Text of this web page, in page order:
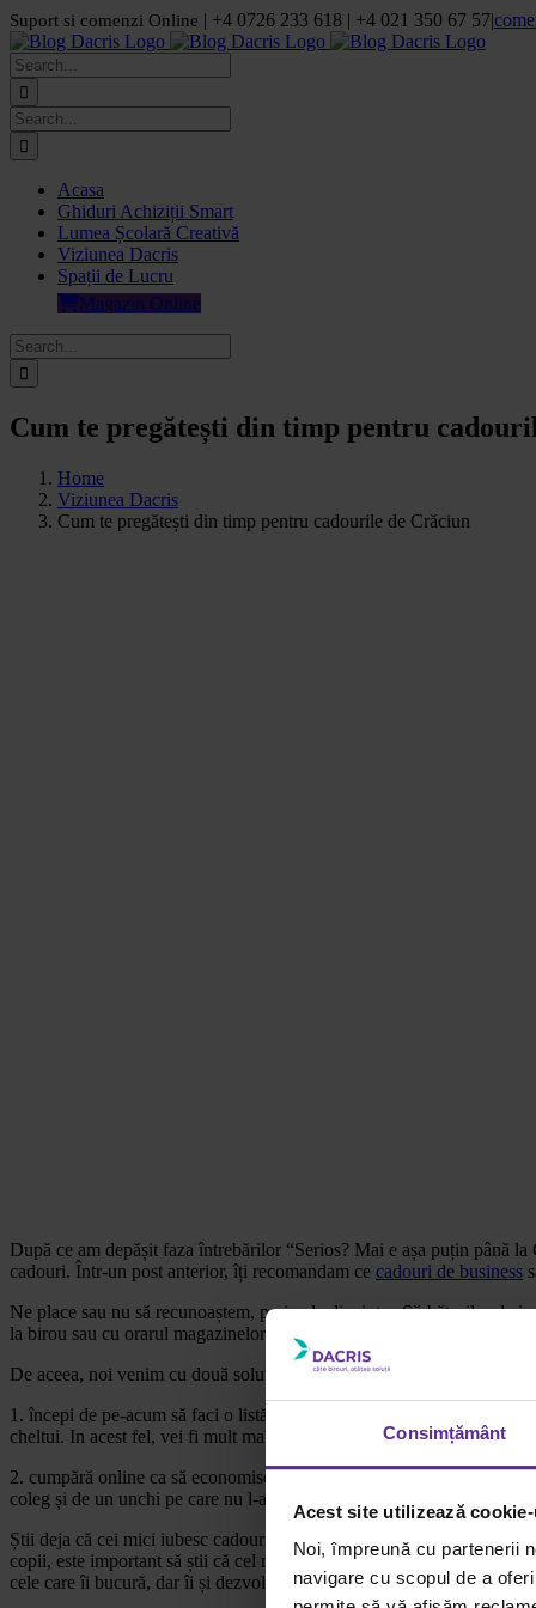
Consimțământ
Acest site utilizează
Noi, împreună cu partenerii
navigare cu scopul de a
Skip
to
content
Suport si comenzi Online | +4 0726 233 618 | +4 021 350 67 57|
Facebook
LinkedIn
YouTube
Pinterest
Search
for:
Search
for:
Acasa
Ghiduri Achiziții Smart
Lumea Școlară Creativă
Viziunea Dacris
Spații de Lucru
Magazin Online
Search
for:
Cum te pregătești din timp pentru
Home
Viziunea Dacris
Cum te pregătești din timp pentru cadourile de Crăciun
După ce am depășit faza întrebărilor “Serios? Mai e așa puțin până
cadouri. Într-un post anterior, îți recomandam ce cadouri de business
Ne place sau nu să recunoaștem, perioada dinaintea Sărbătorilor de
la birou sau cu orarul magazinelor. E greu să găsești răgazul să te
De aceea, noi venim cu două soluții la care suntem convinși că te-ai
1. începi de pe-acum să faci o listă cu toate persoanele cărora știi
cheltui. In acest fel, vei fi mult mai organizat și cu bugetul. 🙂
2. cumpără online ca să economisești timp. Pentru cadourile de
coleg și de un unchi pe care nu l-ai mai văzut demult. Desigur, e
Știi deja că cei mici iubesc cadourile! Pentru ei poți alege jucării,
copii, este important să știi că cel mic va înțelege că ceea ce
cele care îi bucură, dar îi și dezvoltă inteligența, creativitatea sau